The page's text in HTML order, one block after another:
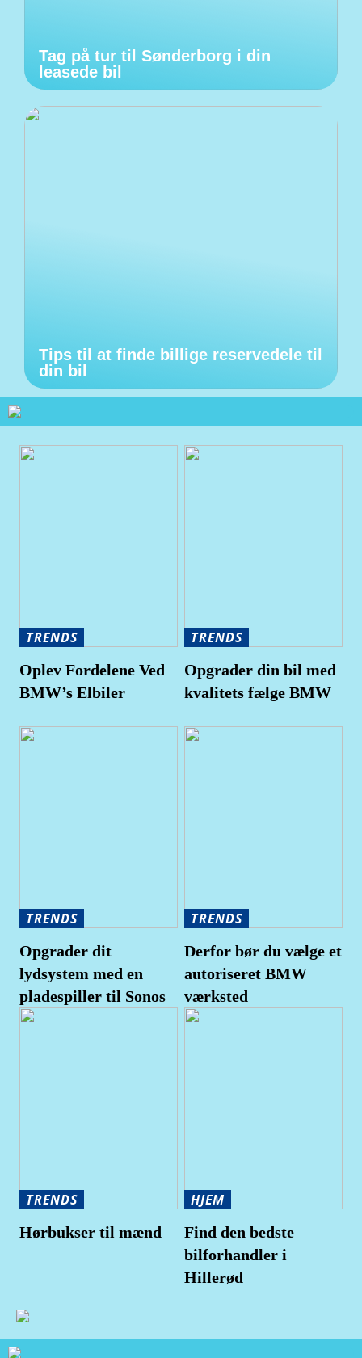
Tag på tur til Sønderborg i din
leasede bil
Tips til at finde billige reservedele til
din bil
TRENDS
Oplev Fordelene Ved
BMW’s Elbiler
TRENDS
Opgrader din bil med
kvalitets fælge BMW
TRENDS
Opgrader dit
lydsystem med en
pladespiller til Sonos
TRENDS
Derfor bør du vælge et
autoriseret BMW
værksted
TRENDS
Hørbukser til mænd
HJEM
Find den bedste
bilforhandler i
Hillerød